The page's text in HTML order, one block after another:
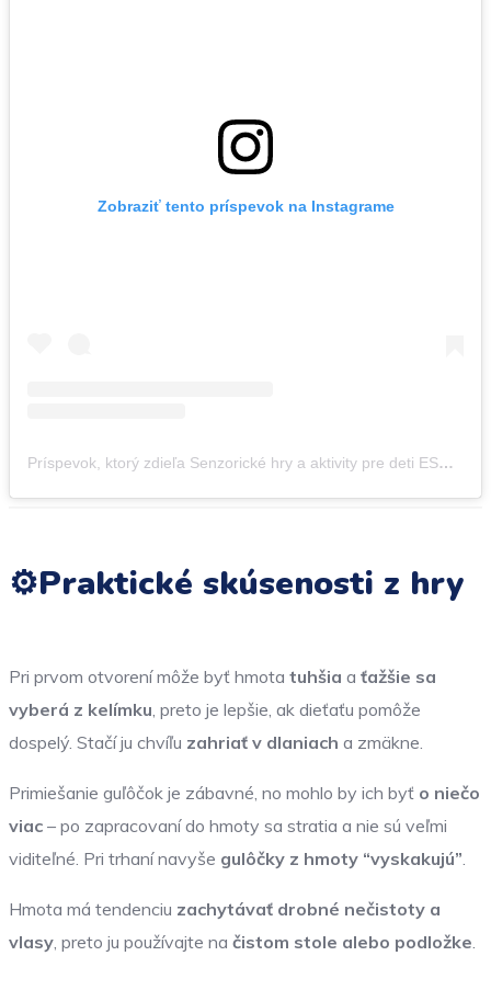
Zobraziť tento príspevok na Instagrame
Príspevok, ktorý zdieľa Senzorické hry a aktivity pre deti ESHOP I HERNIČKA (@hravedeticky)
⚙️Praktické skúsenosti z hry
Pri prvom otvorení môže byť hmota tuhšia a ťažšie sa
vyberá z kelímku, preto je lepšie, ak dieťaťu pomôže
dospelý. Stačí ju chvíľu zahriať v dlaniach a zmäkne.
Primiešanie guľôčok je zábavné, no mohlo by ich byť o niečo
viac – po zapracovaní do hmoty sa stratia a nie sú veľmi
viditeľné. Pri trhaní navyše gulôčky z hmoty “vyskakujú”.
Hmota má tendenciu zachytávať drobné nečistoty a
vlasy, preto ju používajte na čistom stole alebo podložke.